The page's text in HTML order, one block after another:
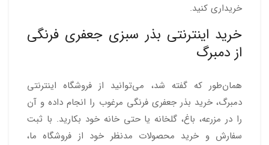
خریداری کنید.
خرید اینترنتی بذر سبزی جعفری فرنگی
از دمبرگ
همان‌طور که گفته شد، می‌توانید از فروشگاه اینترنتی
دمبرگ، خرید بذر جعفری فرنگی مرغوب را انجام داده و آن
را در مزرعه، باغ، گلخانه یا حتی خانه خود بکارید. با ثبت
سفارش و خرید محصولات مدنظر خود از فروشگاه ما،